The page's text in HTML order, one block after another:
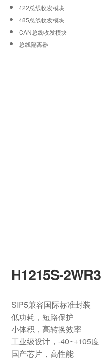
H1215S-2WR3
SIP5兼容国际标准封装
低功耗，短路保护
小体积，高转换效率
工业级设计，-40~+105度
国产芯片，高性能
422总线收发模块
485总线收发模块
CAN总线收发模块
总线隔离器